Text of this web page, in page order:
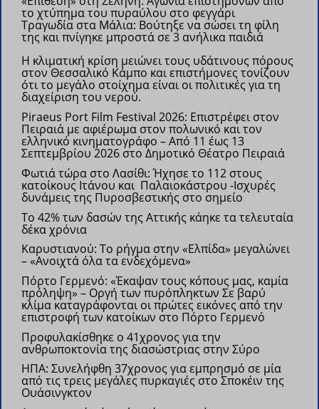
το χτύπημα του πυραύλου στο φεγγάρι
Τραγωδία στα Μάλια: Βούτηξε να σώσει τη φίλη
της και πνίγηκε μπροστά σε 3 ανήλικα παιδιά
Η κλιματική κρίση μειώνει τους υδάτινους πόρους
στον Θεσσαλικό Κάμπο και επιστήμονες τονίζουν
ότι το μεγάλο στοίχημα είναι οι πολιτικές για τη
διαχείριση του νερού.
Piraeus Port Film Festival 2026: Επιστρέφει στον
Πειραιά με αφιέρωμα στον πολωνικό και τον
ελληνικό κινηματογράφο –Από 11 έως 13
Σεπτεμβρίου 2026 στο Δημοτικό Θέατρο Πειραιά
Φωτιά τώρα στο Λασίθι: Ήχησε το 112 στους
κατοίκους Ιτάνου και Παλαιοκάστρου-Ισχυρές
δυνάμεις της Πυροσβεστικής στο σημείο
Το 42% των δασών της Αττικής κάηκε τα τελευταία
δέκα χρόνια
Καρυστιανού: Το ρήγμα στην «Ελπίδα» μεγαλώνει
– «Ανοιχτά όλα τα ενδεχόμενα»
Πόρτο Γερμενό: «Έκαψαν τους κόπους μας, καμία
πρόληψη» – Οργή των πυρόπληκτωνΣε βαρύ
κλίμα καταγράφονται οι πρώτες εικόνες από την
επιστροφή των κατοίκων στο Πόρτο Γερμενό
Προφυλακίσθηκε ο 41χρονος για την
ανθρωποκτονία της διασώστριας στην Σύρο
ΗΠΑ: Συνελήφθη 37χρονος για εμπρησμό σε μία
από τις τρεις μεγάλες πυρκαγιές στο Σποκέιν της
Ουάσινγκτον